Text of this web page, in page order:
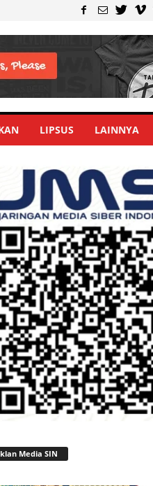
LIPSUS LAINNYA
Media SIN